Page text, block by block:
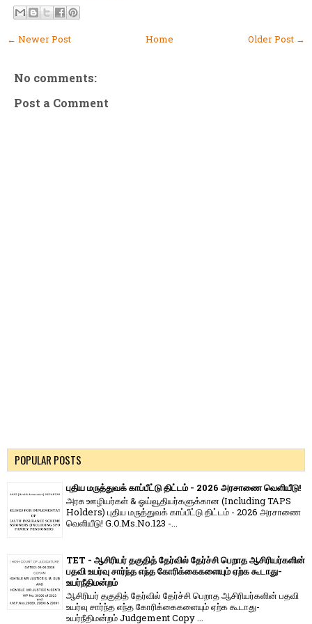
← Newer Post Older Post →
Home
No comments:
Post a Comment
POPULAR POSTS
புதிய மருத்துவக் காப்பீட்டு திட்டம் - 2026 அரசாணை வெளியீடு!
அரசு ஊழியர்கள் & ஓய்வூதியர்களுக்கான (Including TAPS
Holders) புதிய மருத்துவக் காப்பீட்டு திட்டம் - 2026 அரசாணை
வெளியீடு! G.O.Ms.No.123 -...
TET - ஆசிரியர் தகுதித் தேர்வில் தேர்ச்சி பெறாத ஆசிரியர்களின்
பதவி உயர்வு சார்ந்த எந்த கோரிக்கைகளையும் ஏற்க கூடாது-
உயர்நீதிமன்றம்
ஆசிரியர் தகுதித் தேர்வில் தேர்ச்சி பெறாத ஆசிரியர்களின் பதவி
உயர்வு சார்ந்த எந்த கோரிக்கைகளையும் ஏற்க கூடாது-
உயர்நீதிமன்றம் Judgement Copy ...